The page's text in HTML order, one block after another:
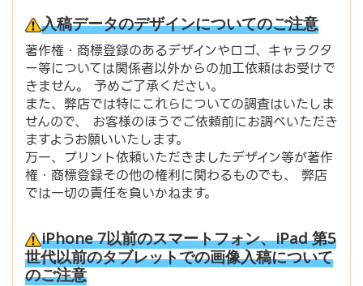
入稿データのデザインについてのご注意
著作権・商標登録のあるデザインやロゴ、キャラクタ
ー等については関係者以外からの加工依頼はお受けで
きません。 予めご了承ください。
また、弊店では特にこれらについての調査はいたしま
せんので、 お客様のほうでご依頼前にお調べいただき
ますようお願いいたします。
万一、プリント依頼いただきましたデザイン等が著作
権・商標登録その他の権利に関わるものでも、 弊店
では一切の責任を負いかねます。
iPhone 7以前のスマートフォン、iPad 第5
世代以前のタブレットでの画像入稿について
のご注意